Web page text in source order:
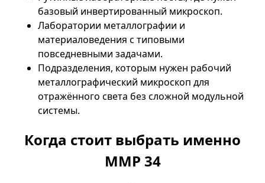
базовый инвертированный микроскоп.
Лаборатории металлографии и
материаловедения с типовыми
повседневными задачами.
Подразделения, которым нужен рабочий
металлографический микроскоп для
отражённого света без сложной модульной
системы.
Когда стоит выбрать именно
ММР 34